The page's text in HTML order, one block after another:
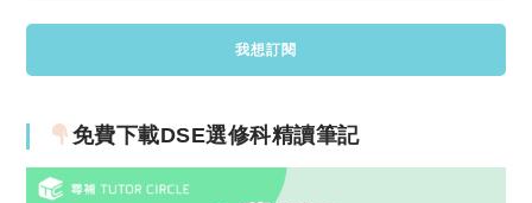
免費下載DSE選修科精讀筆記